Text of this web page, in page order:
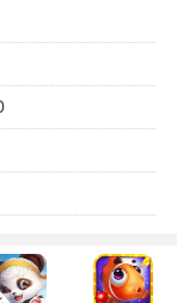
大的玩家决定，
手中有能管住对
来自于两幅扑克